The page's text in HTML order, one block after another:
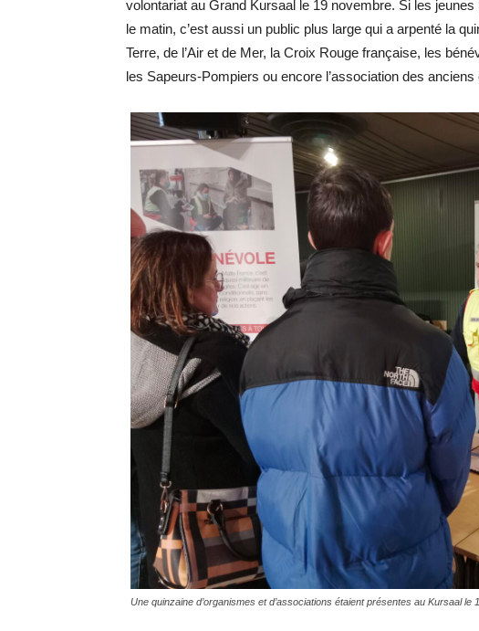
volontariat au Grand Kursaal le 19 novembre. Si les
le matin, c’est aussi un public plus large qui a arpenté la
Terre, de l’Air et de Mer, la Croix Rouge française, les
les Sapeurs-Pompiers ou encore l’association des
Une quinzaine d’organismes et d’associations étaient présentes au Kursaal